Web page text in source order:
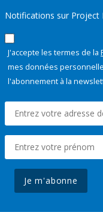
Notifications sur Project
J'accepte les termes de la
mes données
l'abonnement à la
Je m'abonne